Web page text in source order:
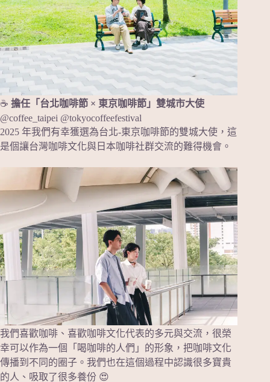
☕ 擔任「台北咖啡節 × 東京咖啡節」雙城市大使
@coffee_taipei @tokyocoffeefestival
2025 年我們有幸獲選為台北-東京咖啡節的雙城大使，這
是個讓台灣咖啡文化與日本咖啡社群交流的難得機會。
我們喜歡咖啡、喜歡咖啡文化代表的多元與交流，很榮
幸可以作為一個「喝咖啡的人們」的形象，把咖啡文化
傳播到不同的圈子。我們也在這個過程中認識很多寶貴
的人、吸取了很多養份 😍